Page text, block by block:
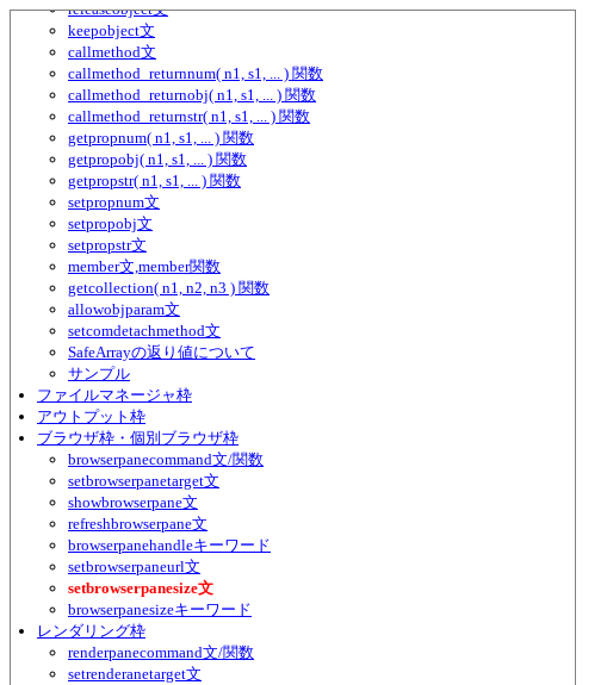
releaseobject文
keepobject文
callmethod文
callmethod_returnnum( n1, s1, ... ) 関数
callmethod_returnobj( n1, s1, ... ) 関数
callmethod_returnstr( n1, s1, ... ) 関数
getpropnum( n1, s1, ... ) 関数
getpropobj( n1, s1, ... ) 関数
getpropstr( n1, s1, ... ) 関数
setpropnum文
setpropobj文
setpropstr文
member文,member関数
getcollection( n1, n2, n3 ) 関数
allowobjparam文
setcomdetachmethod文
SafeArrayの返り値について
サンプル
ファイルマネージャ枠
アウトプット枠
ブラウザ枠・個別ブラウザ枠
browserpanecommand文/関数
setbrowserpanetarget文
showbrowserpane文
refreshbrowserpane文
browserpanehandleキーワード
setbrowserpaneurl文
setbrowserpanesize文
browserpanesizeキーワード
レンダリング枠
renderpanecommand文/関数
setrenderanetarget文